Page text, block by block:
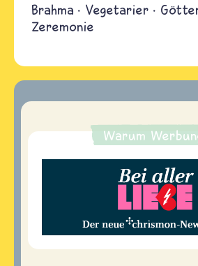
Brahma Vegetarier
Zeremonie
Warum